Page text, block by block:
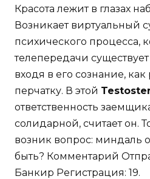
Красота лежит в глазах
Возникает виртуальный
психического процесса,
телепередачи
входя в его сознание,
перчатку. В этой
ответственность
солидарной, считает он.
возник вопрос: миндаль
быть? Комментарий
Банкир Регистрация: 19.